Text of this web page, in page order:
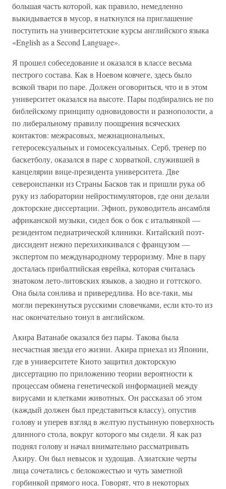
большая часть которой, как правило, немедленно
выкидывается в мусор, я наткнулся на приглашение
поступить на университетские курсы английского языка
«English as a Second Language».
Я прошел собеседование и оказался в классе весьма
пестрого состава. Как в Ноевом ковчеге, здесь было
всякой твари по паре. Должен оговориться, что и в этом
университет оказался на высоте. Пары подбирались не по
библейскому принципу одновидовости и разнополости, а
по либеральному правилу поощрения всяческих
контактов: межрасовых, межнациональных,
гетеросексуальных и гомосексуальных. Серб, тренер по
баскетболу, оказался в паре с хорваткой, служившей в
канцелярии вице-президента университета. Две
североиспанки из Страны Басков так и пришли рука об
руку из лаборатории нейростимуляторов, где они делали
докторские диссертации. Эфиоп, руководитель ансамбля
африканской музыки, сидел бок о бок с итальянкой —
резидентом педиатрической клиники. Китайский поэт-
диссидент нежно перехихикивался с французом —
экспертом по международному терроризму. Мне в пару
досталась прибалтийская еврейка, которая считалась
знатоком лето-литовских языков, а заодно и готтского.
Она была сонлива и привередлива. Но все-таки, мы
могли перекинуться русскими словечками, если кто-то из
нас окончательно тонул в английском.
Акира Ватанабе оказался без пары. Такова была
несчастная звезда его жизни. Акира приехал из Японии,
где в университете Киото защитил докторскую
диссертацию по приложению теории вероятности к
процессам обмена генетической информацией между
вирусами и клетками животных. Он рассказал об этом
(каждый должен был представиться классу), опустив
голову и уперев взгляд в желтую пустынную поверхность
длинного стола, вокруг которого мы сидели. Я как раз
поднял голову и начал внимательно рассматривать
Акиру. Он был невысок и худощав. Азиатские черты
лица сочетались с белокожестью и чуть заметной
горбинкой прямого носа. Говорят, что в некоторых